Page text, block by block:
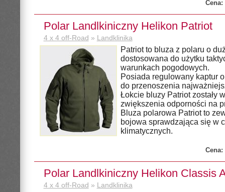
Cena:
Polar Landlkiniczny Helikon Patriot
4 x 4 off-Road » Landklinika
Patriot to bluza z polaru o
dostosowana do użytku
warunkach pogodowych.
Posiada regulowany kaptur
do przenoszenia
Łokcie bluzy Patriot zostały
zwiększenia odporności na
Bluza polarowa Patriot to
bojowa sprawdzająca się w
klimatycznych.
Cena:
Polar Landlkiniczny Helikon Classis
4 x 4 off-Road » Landklinika